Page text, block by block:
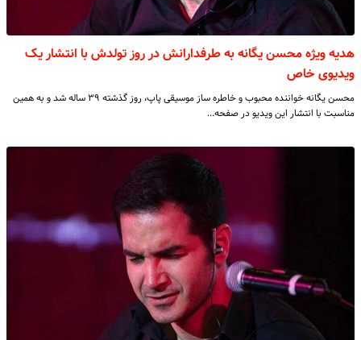
هدیه ویژه محسن یگانه به طرفدارانش در روز تولدش با انتشار یک
ویدیوی خاص
محسن یگانه خواننده محبوب و خاطره ساز موسیقی پاپ، روز گذشته ۳۹ ساله شد و به همین
مناسبت با انتشار این ویدیو در صفحه…